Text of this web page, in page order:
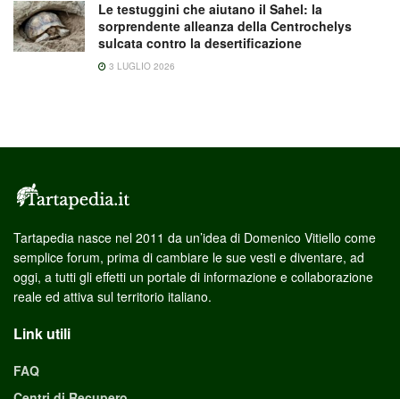
Le testuggini che aiutano il Sahel: la
sorprendente alleanza della Centrochelys
sulcata contro la desertificazione
3 LUGLIO 2026
Tartapedia nasce nel 2011 da un’idea di Domenico Vitiello come
semplice forum, prima di cambiare le sue vesti e diventare, ad
oggi, a tutti gli effetti un portale di informazione e collaborazione
reale ed attiva sul territorio italiano.
Link utili
FAQ